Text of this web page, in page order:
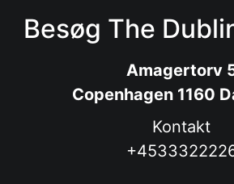
Besøg The
Amagertorv
Copenhagen 1160
Kontakt